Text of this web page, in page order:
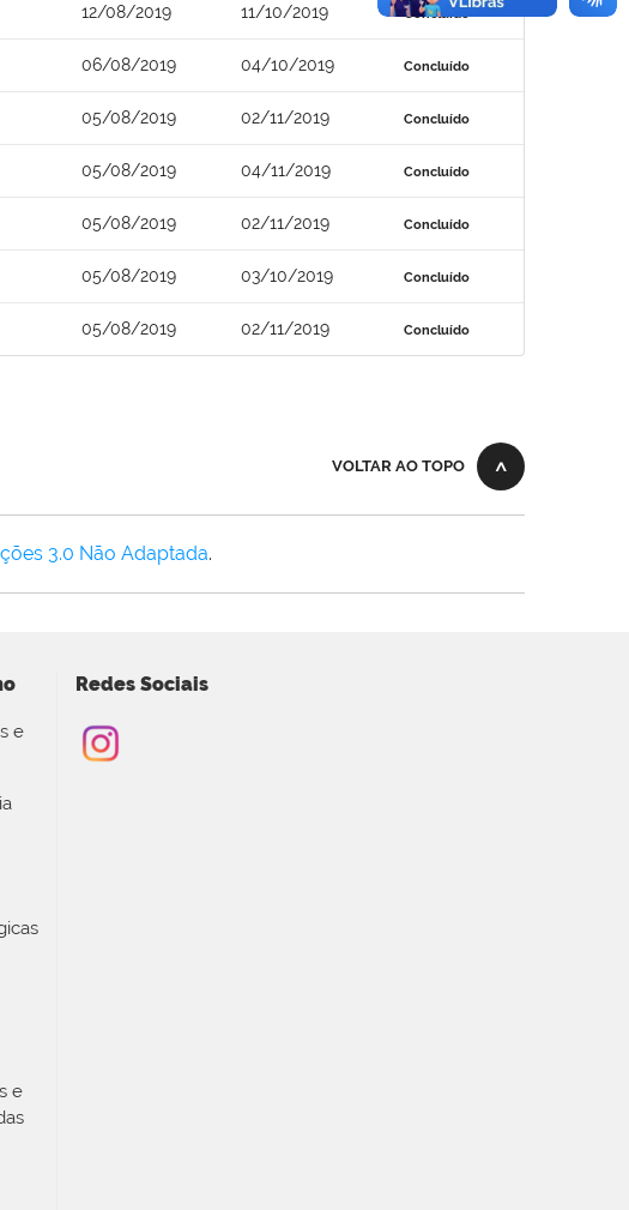
12/08/2019 11/10/2019 Concluído
06/08/2019 04/10/2019 Concluído
05/08/2019 02/11/2019 Concluído
05/08/2019 04/11/2019 Concluído
05/08/2019 02/11/2019 Concluído
05/08/2019 03/10/2019 Concluído
05/08/2019 02/11/2019 Concluído
VOLTAR AO TOPO
3.0 Não Adaptada.
e
e
Redes Sociais